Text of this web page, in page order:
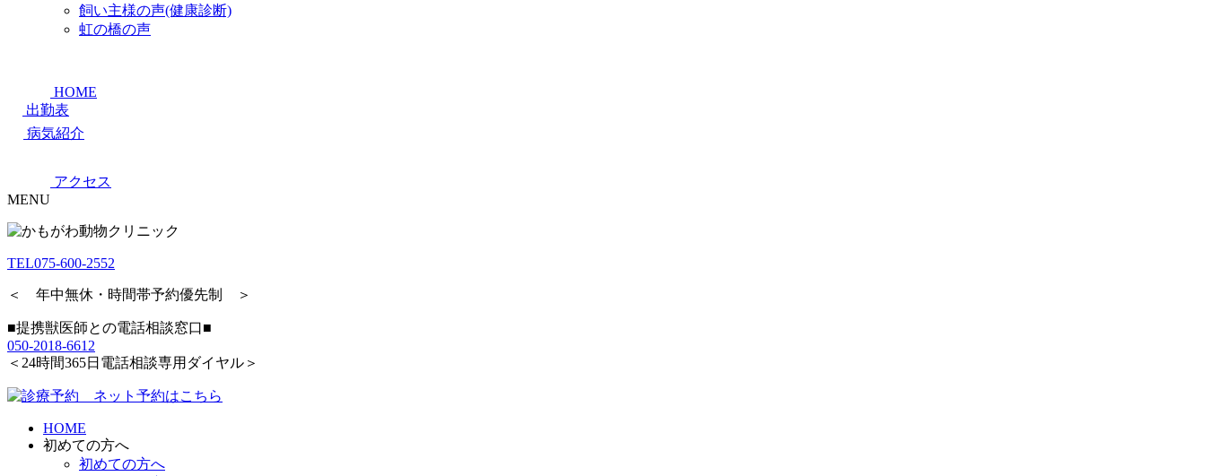
飼い主様の声(健康診断)
虹の橋の声
HOME
出勤表
病気紹介
アクセス
MENU
TEL075-600-2552
＜ 年中無休・時間帯予約優先制 ＞
■提携獣医師との電話相談窓口■
050-2018-6612
＜24時間365日電話相談専用ダイヤル＞
HOME
初めての方へ
初めての方へ